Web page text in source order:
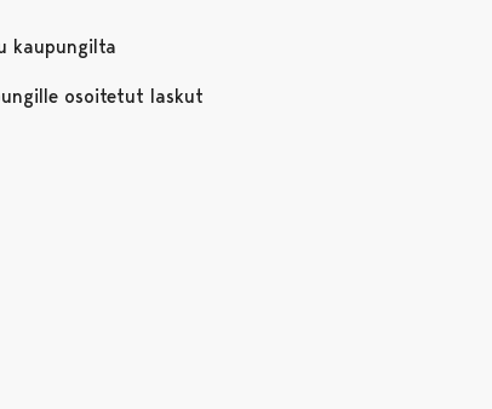
kaupungilta
osoitetut laskut